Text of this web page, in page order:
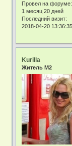
Провел на форуме:
1 месяц 20 дней
Последний визит:
2018-04-20 13:36:35
Kurilla
Житель М2